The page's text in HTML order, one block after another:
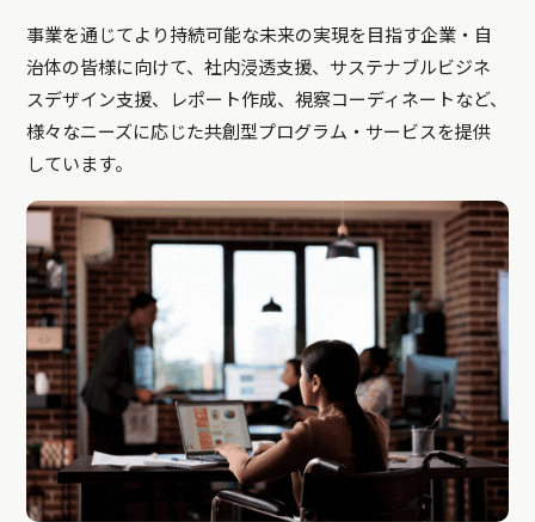
事業を通じてより持続可能な未来の実現を目指す企業・自
治体の皆様に向けて、社内浸透支援、サステナブルビジネ
スデザイン支援、レポート作成、視察コーディネートなど、
様々なニーズに応じた共創型プログラム・サービスを提供
しています。